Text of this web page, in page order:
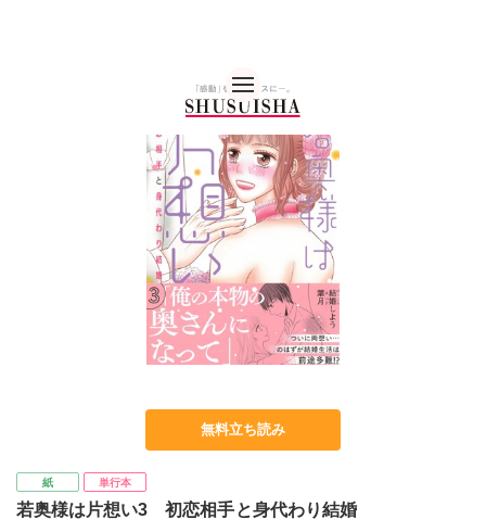
無料立ち読み
紙 単行本
若奥様は片想い3 初恋相手と身代わり結婚